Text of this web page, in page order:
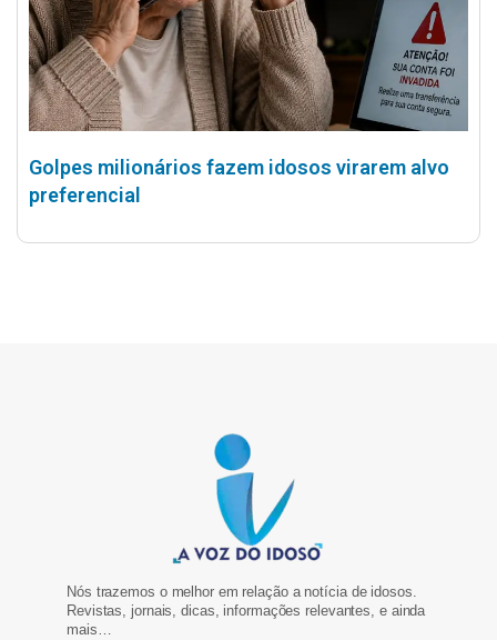
Golpes milionários fazem idosos virarem alvo
preferencial
Nós trazemos o melhor em relação a notícia de idosos.
Revistas, jornais, dicas, informações relevantes, e ainda
mais…